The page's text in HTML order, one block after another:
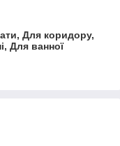
Для коридору,
Для ванної